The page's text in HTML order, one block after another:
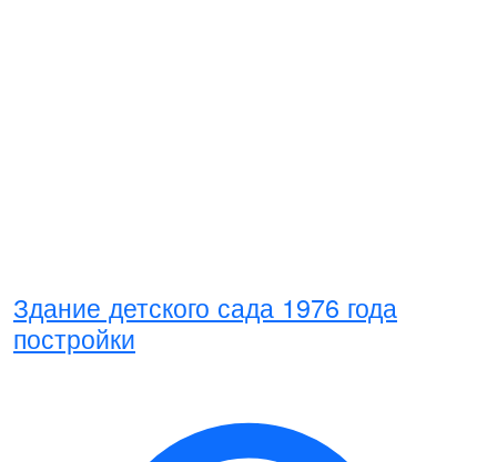
Здание детского сада 1976 года
постройки